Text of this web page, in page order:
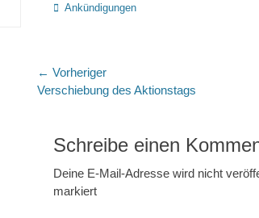
Kategorien
Ankündigungen
Beitragsnavigation
← Vorheriger
Vorheriger
Verschiebung des Aktionstags
Schreibe einen
Deine E-Mail-Adresse wird nicht
markiert